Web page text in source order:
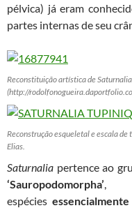
pélvica) já eram
partes internas de seu
Reconstituição artística de
(http://
Reconstrução esqueletal e escala
Elias.
Saturnalia pertence ao
‘Sauropodomorpha’,
espécies